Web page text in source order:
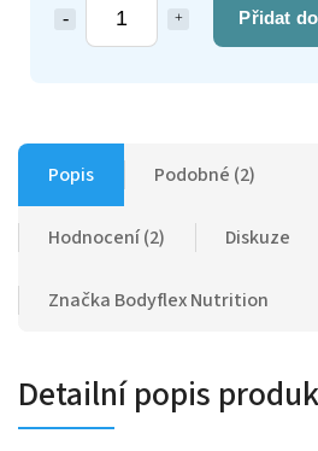
Přidat
Popis Podobné (2)
Hodnocení (2) Diskuze
Značka Bodyflex Nutrition
Detailní popis